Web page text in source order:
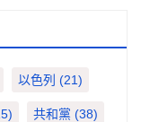
以色列 (21)
共和黨 (38)